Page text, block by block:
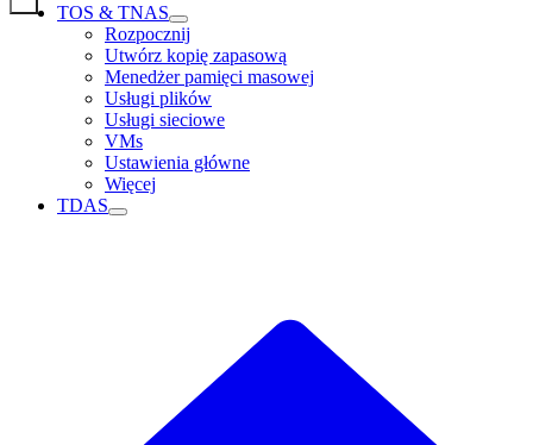
TOS & TNAS
Rozpocznij
Utwórz kopię zapasową
Menedżer pamięci masowej
Usługi plików
Usługi sieciowe
VMs
Ustawienia główne
Więcej
TDAS